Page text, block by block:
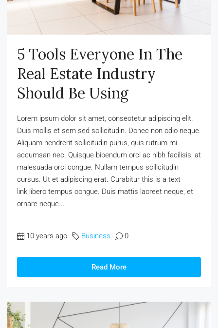
5 Tools Everyone In The
Real Estate Industry
Should Be Using
Lorem ipsum dolor sit amet, consectetur adipiscing elit.
Duis mollis et sem sed sollicitudin. Donec non odio neque.
Aliquam hendrerit sollicitudin purus, quis rutrum mi
accumsan nec. Quisque bibendum orci ac nibh facilisis, at
malesuada orci congue. Nullam tempus sollicitudin
cursus. Ut et adipiscing erat. Curabitur this is a text
link libero tempus congue. Duis mattis laoreet neque, et
ornare neque...
10 years ago Business 0
Read More